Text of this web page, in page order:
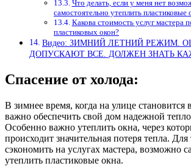
Что делать, если у меня нет
самостоятельно утеплить пластиковые
Какова стоимость услуг мастера
пластиковых окон?
Видео: ЗИМНИЙ ЛЕТНИЙ РЕЖИМ.
ДОПУСКАЮТ ВСЕ. ДОЛЖЕН ЗНАТЬ
Спасение от холода:
В зимнее время, когда на улице становится
важно обеспечить свой дом надежной
Особенно важно утеплить окна, через
происходит значительная потеря тепла. Для
сэкономить на услугах мастера, возможно
утеплить пластиковые окна.